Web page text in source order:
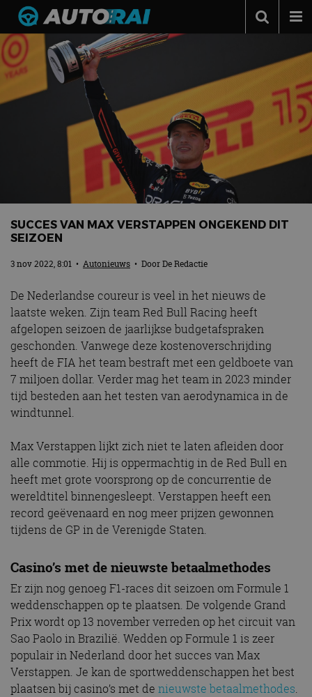
Autonieuws
Podcast
Autotests
Automerken
Adverteren
MotorRAI.nl
SUCCES VAN MAX VERSTAPPEN ONGEKEND DIT
SEIZOEN
3 nov 2022, 8:01 • Autonieuws • DoorDe Redactie
De Nederlandse coureur is veel in het nieuws de
laatste weken. Zijn team Red Bull Racing heeft
afgelopen seizoen de jaarlijkse budgetafspraken
geschonden. Vanwege deze kostenoverschrijding
heeft de FIA het team bestraft met een geldboete van
7 miljoen dollar. Verder mag het team in 2023 minder
tijd besteden aan het testen van aerodynamica in de
windtunnel.
Max Verstappen lijkt zich niet te laten afleiden door
alle commotie. Hij is oppermachtig in de Red Bull en
heeft met grote voorsprong op de concurrentie de
wereldtitel binnengesleept. Verstappen heeft een
record geëvenaard en nog meer prijzen gewonnen
tijdens de GP in de Verenigde Staten.
Casino’s met de nieuwste betaalmethodes
Er zijn nog genoeg F1-races dit seizoen om Formule 1
weddenschappen op te plaatsen. De volgende Grand
Prix wordt op 13 november verreden op het circuit van
Sao Paolo in Brazilië. Wedden op Formule 1 is zeer
populair in Nederland door het succes van Max
Verstappen. Je kan de sportweddenschappen het best
plaatsen bij casino’s met de nieuwste betaalmethodes.